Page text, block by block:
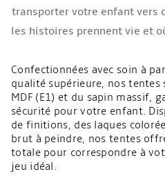
transporter votre enfant vers
les histoires prennent vie et
Confectionnées avec soin à
qualité supérieure, nos tentes
MDF (E1) et du sapin massif,
sécurité pour votre enfant.
de finitions, des laques
brut à peindre, nos tentes
totale pour correspondre à
jeu idéal.